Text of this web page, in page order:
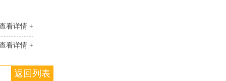
看详情 +
看详情 +
返回列表